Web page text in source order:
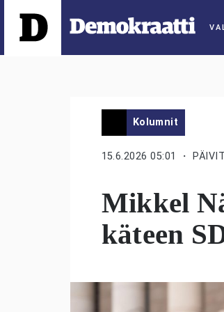
Kolumnit
15.6.2026 05:01 ・
Mikkel
käteen